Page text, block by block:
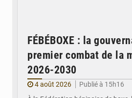
FÉBÉBOXE : la
premier combat de la
2026-2030
4 août 2026
Publié à 15h16